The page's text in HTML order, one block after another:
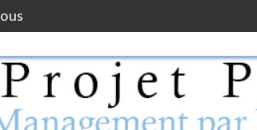
de gestion de projet